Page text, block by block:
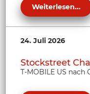
Weiterlesen...
24. Juli 2026
Stockstreet
T-MOBILE US nach